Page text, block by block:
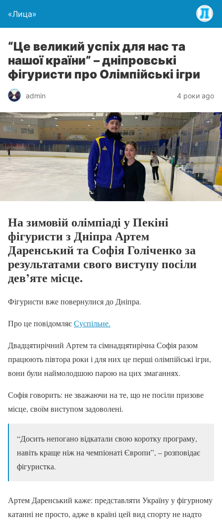
«Лица»
“Це великий успіх для нас та
нашої країни” – дніпровські
фігуристи про Олімпійські ігри
admin 4 роки ago
На зимовій олімпіаді у Пекіні
фігуристи з Дніпра Артем
Даренський та Софія Голіченко за
результатами свого виступу посіли
дев’яте місце.
Фігуристи вже повернулися до Дніпра.
Про це повідомляєСуспільне.
Двадцятирічний Артем та сімнадцятирічна Софія разом
працюють півтора роки і для них це перші олімпійські ігри,
вони були наймолодшою парою на цих змаганнях.
Софія говорить: не зважаючи на те, що не посіли призове
місце, своїм виступом задоволені.
“Досить непогано відкатали свою коротку програму,
навіть краще ніж на чемпіонаті Європи”, – розповідає
фігуристка.
Артем Даренський каже: представляти Україну у фігурному
катанні не просто, адже в країні цей вид спорту не надто